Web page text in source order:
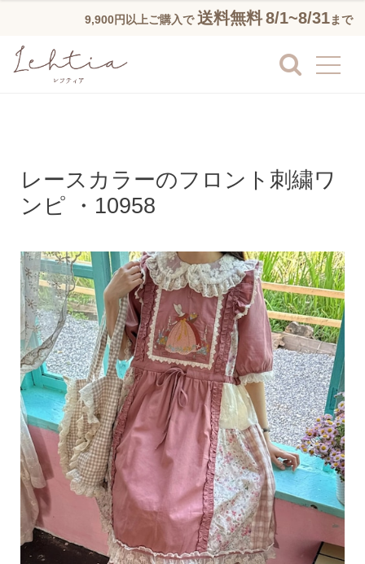
9,900円以上ご購入で 送料無料8/1~8/31まで
レースカラーのフロント刺繍ワ
ンピ ・10958